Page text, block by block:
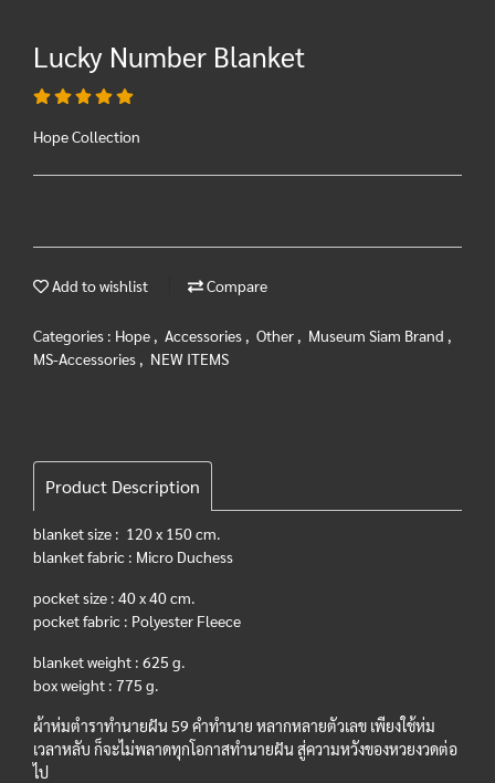
Lucky Number Blanket
Hope Collection
Add to wishlist Compare
Categories : Hope , Accessories , Other , Museum Siam Brand ,
MS-Accessories , NEW ITEMS
Product Description
blanket size : 120 x 150 cm.
blanket fabric : Micro Duchess
pocket size : 40 x 40 cm.
pocket fabric : Polyester Fleece
blanket weight : 625 g.
box weight : 775 g.
ผ้าห่มตำราทำนายฝัน 59 คำทำนาย หลากหลายตัวเลข เพียงใช้ห่ม
เวลาหลับ ก็จะไม่พลาดทุกโอกาสทำนายฝัน สู่ความหวังของหวยงวดต่อ
ไป